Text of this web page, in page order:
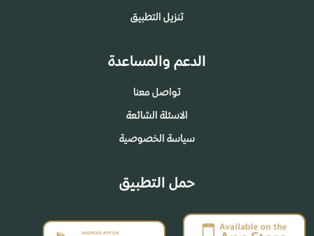
تنزيل التطبيق
الدعم والمساعدة
تواصل معنا
الاسئلة الشائعة
سياسة الخصوصية
حمل التطبيق